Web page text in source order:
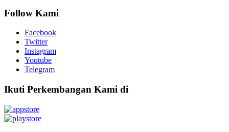
Follow Kami
Facebook
Twitter
Instagram
Youtube
Telegram
Ikuti Perkembangan Kami di